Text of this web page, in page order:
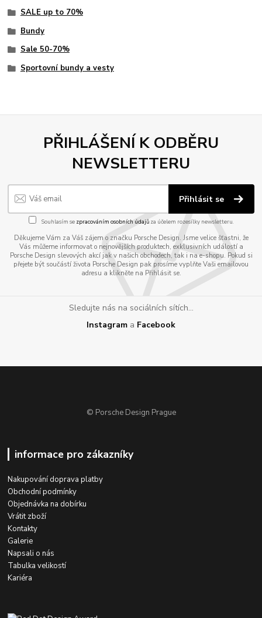
SALE up to 70%
Bundy
Sale 50-70%
Sportovní bundy a vesty
PŘIHLÁŠENÍ K ODBĚRU
NEWSLETTERU
Přihlásit se
Souhlasím se zpracováním osobních údajůza účelem rozesílky newsletteru.
Děkujeme Vám za Váš zájem o značku Porsche Design. Jsme velice šťastni, že
Vás můžeme informovat o nejnovějších produktech, exklusivních událostí a
Porsche Design slevových akcí jak v našich obchodech, tak i na e-shopu. Pokud si
přejete být součástí života Porsche Design pak prosíme vyplňte Vaši emailovou
adresu a klikněte na Přihlásit se.
Sledujte nás na sociálních sítích...
Instagram a Facebook
© Porsche Design Prague
informace pro zákazníky
Nakupování doprava platby
Obchodní podmínky
Objednávka na dobírku
Vrátit zboží
Kontakty
Galerie
Napsali o nás
Tabulka velikostí
Kariéra